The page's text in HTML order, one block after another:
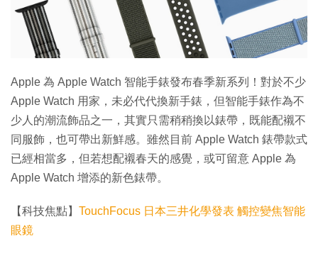
Apple 為 Apple Watch 智能手錶發布春季新系列！對於不少
Apple Watch 用家，未必代代換新手錶，但智能手錶作為不
少人的潮流飾品之一，其實只需稍稍換以錶帶，既能配襯不
同服飾，也可帶出新鮮感。雖然目前 Apple Watch 錶帶款式
已經相當多，但若想配襯春天的感覺，或可留意 Apple 為
Apple Watch 增添的新色錶帶。
【科技焦點】 TouchFocus 日本三井化學發表 觸控變焦智能
眼鏡